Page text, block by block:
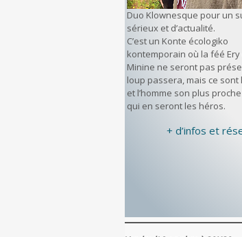
Duo Klownesque pour un
sérieux et d’actualité.
C’est un Konte écologiko
kontemporain où la féé
Minine ne seront pas
loup passera, mais ce sont
et l’homme son plus
qui en seront les héros.
+ d’infos et